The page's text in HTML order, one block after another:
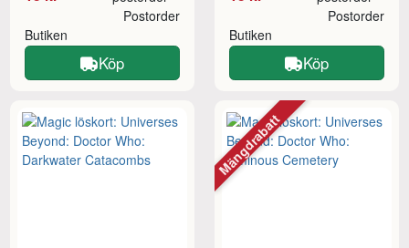
Butiken
Postorder
Köp
Butiken
Postorder
Köp
Mängdrabatt